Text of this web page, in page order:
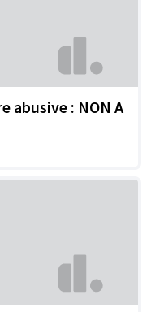
abusive : NON A